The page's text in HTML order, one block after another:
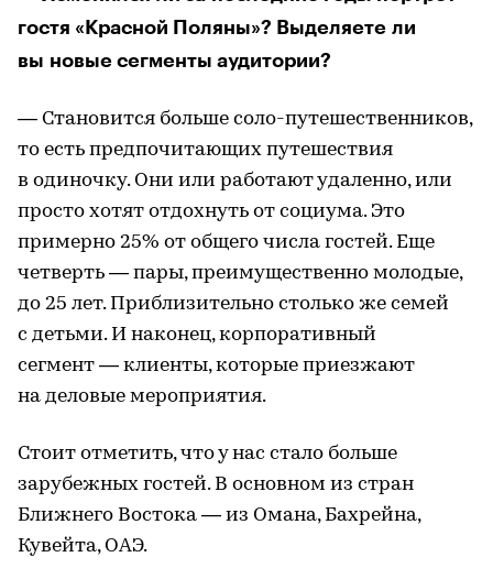
гостя «Красной Поляны»? Выделяете ли
вы новые сегменты аудитории?
— Становится больше соло-путешественников,
то есть предпочитающих путешествия
в одиночку. Они или работают удаленно, или
просто хотят отдохнуть от социума. Это
примерно 25% от общего числа гостей. Еще
четверть — пары, преимущественно молодые,
до 25 лет. Приблизительно столько же семей
с детьми. И наконец, корпоративный
сегмент — клиенты, которые приезжают
на деловые мероприятия.
Стоит отметить, что у нас стало больше
зарубежных гостей. В основном из стран
Ближнего Востока — из Омана, Бахрейна,
Кувейта, ОАЭ.